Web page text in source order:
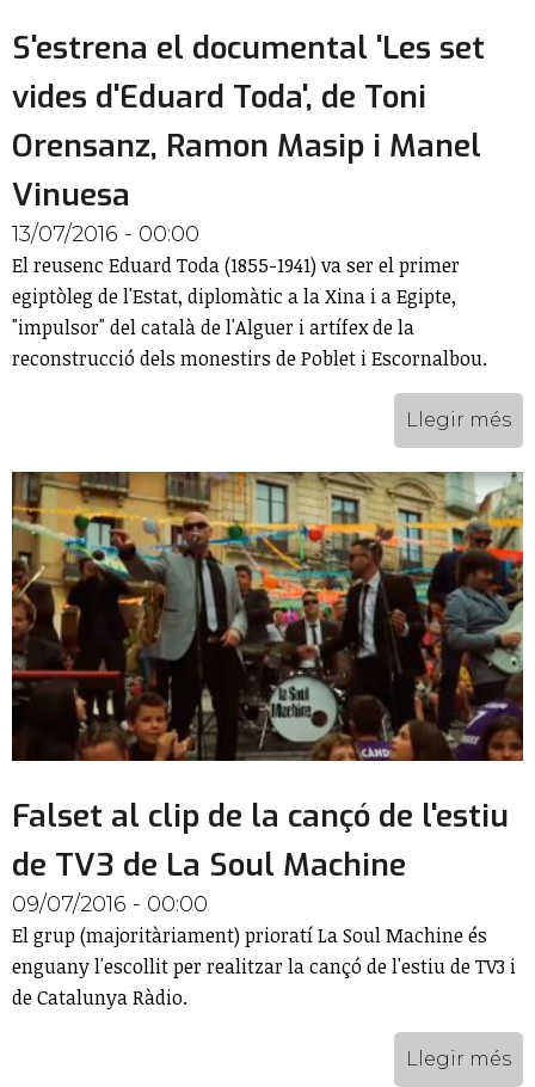
S'estrena el documental 'Les set
vides d'Eduard Toda', de Toni
Orensanz, Ramon Masip i Manel
Vinuesa
13/07/2016 - 00:00
El reusenc Eduard Toda (1855-1941) va ser el primer
egiptòleg de l'Estat, diplomàtic a la Xina i a Egipte,
"impulsor" del català de l'Alguer i artífex de la
reconstrucció dels monestirs de Poblet i Escornalbou.
Llegir més
Falset al clip de la cançó de l'estiu
de TV3 de La Soul Machine
09/07/2016 - 00:00
El grup (majoritàriament) prioratí La Soul Machine és
enguany l'escollit per realitzar la cançó de l'estiu de TV3 i
de Catalunya Ràdio.
Llegir més